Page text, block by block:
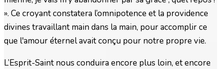
». Ce croyant constatera l’omnipotence et la providence
divines travaillant main dans la main, pour accomplir ce
que l'amour éternel avait conçu pour notre propre vie.
L’Esprit-Saint nous conduira encore plus loin, et encore